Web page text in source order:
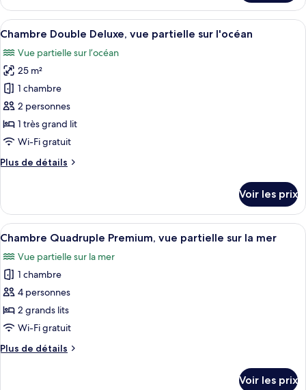
le
type
de
Chambre
Afficher
toutes
les
photos
pour
ce
type
de
chambre :
Chambre
vue
partielle
sur
l'océan
Une chambre à coucher avec un
6
Chambre Double Deluxe, vue partielle sur l'océan
Vue partielle sur l’océan
25 m²
1 chambre
2 personnes
1 très grand lit
Wi-Fi gratuit
Plus de détails
Plus
le
type
de
Chambre
Double
Deluxe,
vue
partielle
sur
l'océan
Voir les prix
Afficher
toutes
les
photos
pour
ce
type
chambre :
Une chambre d’hôtel avec deux
6
Chambre Quadruple Premium, vue partielle sur la mer
Vue partielle sur la mer
1 chambre
4 personnes
2 grands lits
Wi-Fi gratuit
Plus de détails
Plus
Voir les prix